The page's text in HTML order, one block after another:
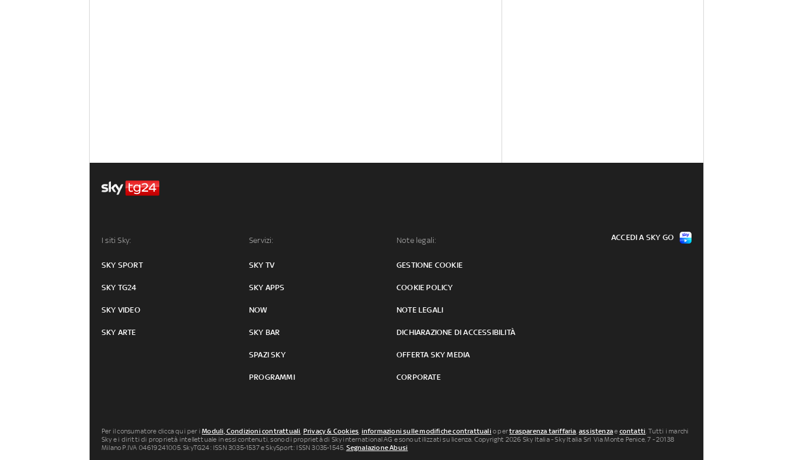
I siti Sky:
SKY SPORT
SKY TG24
SKY VIDEO
SKY ARTE
Servizi:
SKY TV
SKY APPS
NOW
SKY BAR
SPAZI SKY
PROGRAMMI
Note legali:
GESTIONE COOKIE
COOKIE POLICY
NOTE LEGALI
DICHIARAZIONE DI ACCESSIBILITÀ
OFFERTA SKY MEDIA
CORPORATE
ACCEDI A SKY GO
Per il consumatore clicca qui per iModuli, Condizioni contrattuali, Privacy & Cookies, informazioni sulle modifiche contrattuali o pertrasparenza tariffaria,assistenzae contatti. Tutti i marchi
Sky e i diritti di proprietà intellettuale in essi contenuti, sono di proprietà di Sky international AG e sono utilizzati su licenza. Copyright 2026 Sky Italia - Sky Italia Srl Via Monte Penice, 7 - 20138
Milano P.IVA 04619241005. SkyTG24: ISSN 3035-1537 e SkySport: ISSN 3035-1545. Segnalazione Abusi